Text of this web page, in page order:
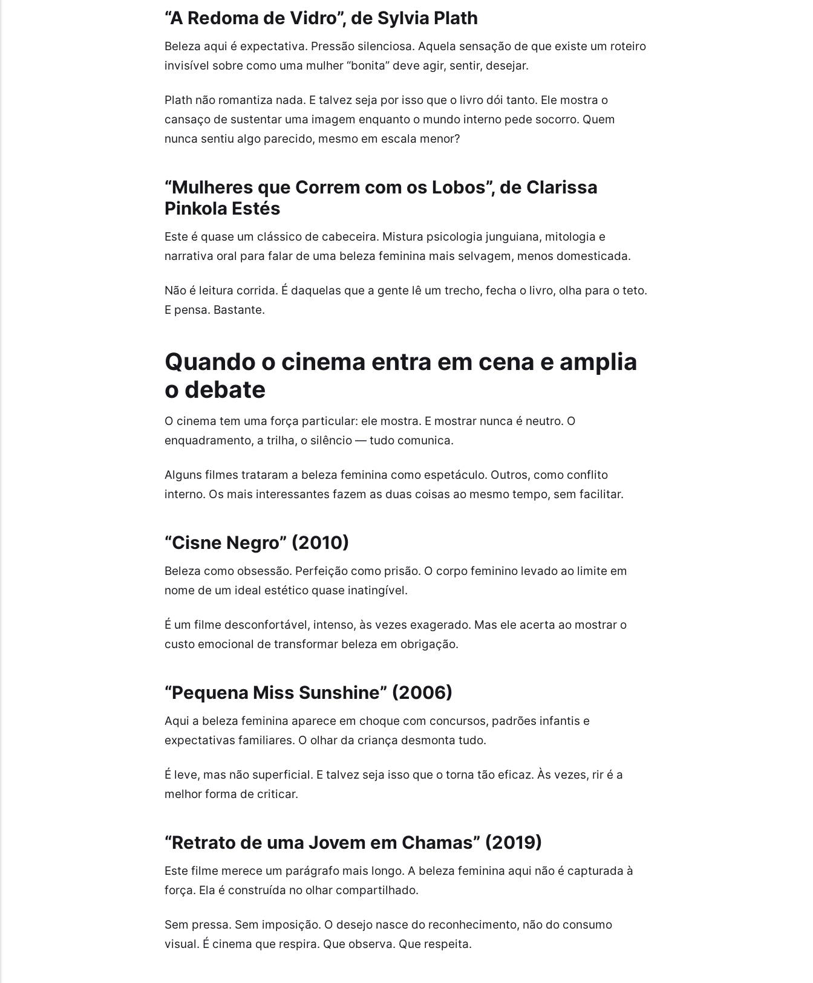
“A Redoma de Vidro”, de Sylvia Plath
Beleza aqui é expectativa. Pressão silenciosa. Aquela sensação de que existe um roteiro
invisível sobre como uma mulher “bonita” deve agir, sentir, desejar.
Plath não romantiza nada. E talvez seja por isso que o livro dói tanto. Ele mostra o
cansaço de sustentar uma imagem enquanto o mundo interno pede socorro. Quem
nunca sentiu algo parecido, mesmo em escala menor?
“Mulheres que Correm com os Lobos”, de Clarissa
Pinkola Estés
Este é quase um clássico de cabeceira. Mistura psicologia junguiana, mitologia e
narrativa oral para falar de uma beleza feminina mais selvagem, menos domesticada.
Não é leitura corrida. É daquelas que a gente lê um trecho, fecha o livro, olha para o teto.
E pensa. Bastante.
Quando o cinema entra em cena e amplia
o debate
O cinema tem uma força particular: ele mostra. E mostrar nunca é neutro. O
enquadramento, a trilha, o silêncio — tudo comunica.
Alguns filmes trataram a beleza feminina como espetáculo. Outros, como conflito
interno. Os mais interessantes fazem as duas coisas ao mesmo tempo, sem facilitar.
“Cisne Negro” (2010)
Beleza como obsessão. Perfeição como prisão. O corpo feminino levado ao limite em
nome de um ideal estético quase inatingível.
É um filme desconfortável, intenso, às vezes exagerado. Mas ele acerta ao mostrar o
custo emocional de transformar beleza em obrigação.
“Pequena Miss Sunshine” (2006)
Aqui a beleza feminina aparece em choque com concursos, padrões infantis e
expectativas familiares. O olhar da criança desmonta tudo.
É leve, mas não superficial. E talvez seja isso que o torna tão eficaz. Às vezes, rir é a
melhor forma de criticar.
“Retrato de uma Jovem em Chamas” (2019)
Este filme merece um parágrafo mais longo. A beleza feminina aqui não é capturada à
força. Ela é construída no olhar compartilhado.
Sem pressa. Sem imposição. O desejo nasce do reconhecimento, não do consumo
visual. É cinema que respira. Que observa. Que respeita.